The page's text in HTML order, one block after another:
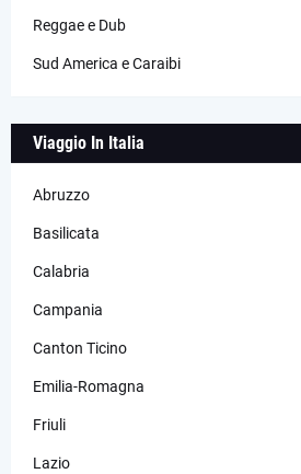
Reggae e Dub
Sud America e Caraibi
Viaggio In Italia
Abruzzo
Basilicata
Calabria
Campania
Canton Ticino
Emilia-Romagna
Friuli
Lazio